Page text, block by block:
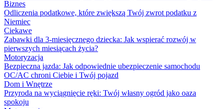
Biznes
Odliczenia podatkowe, które zwiększą Twój zwrot podatku z
Niemiec
Ciekawe
Zabawki dla 3-miesięcznego dziecka: Jak wspierać rozwój w
pierwszych miesiącach życia?
Motoryzacja
Bezpieczna jazda: Jak odpowiednie ubezpieczenie samochodu
OC/AC chroni Ciebie i Twój pojazd
Dom i Wnętrze
Przyroda na wyciągnięcie ręki: Twój własny ogród jako oaza
spokoju